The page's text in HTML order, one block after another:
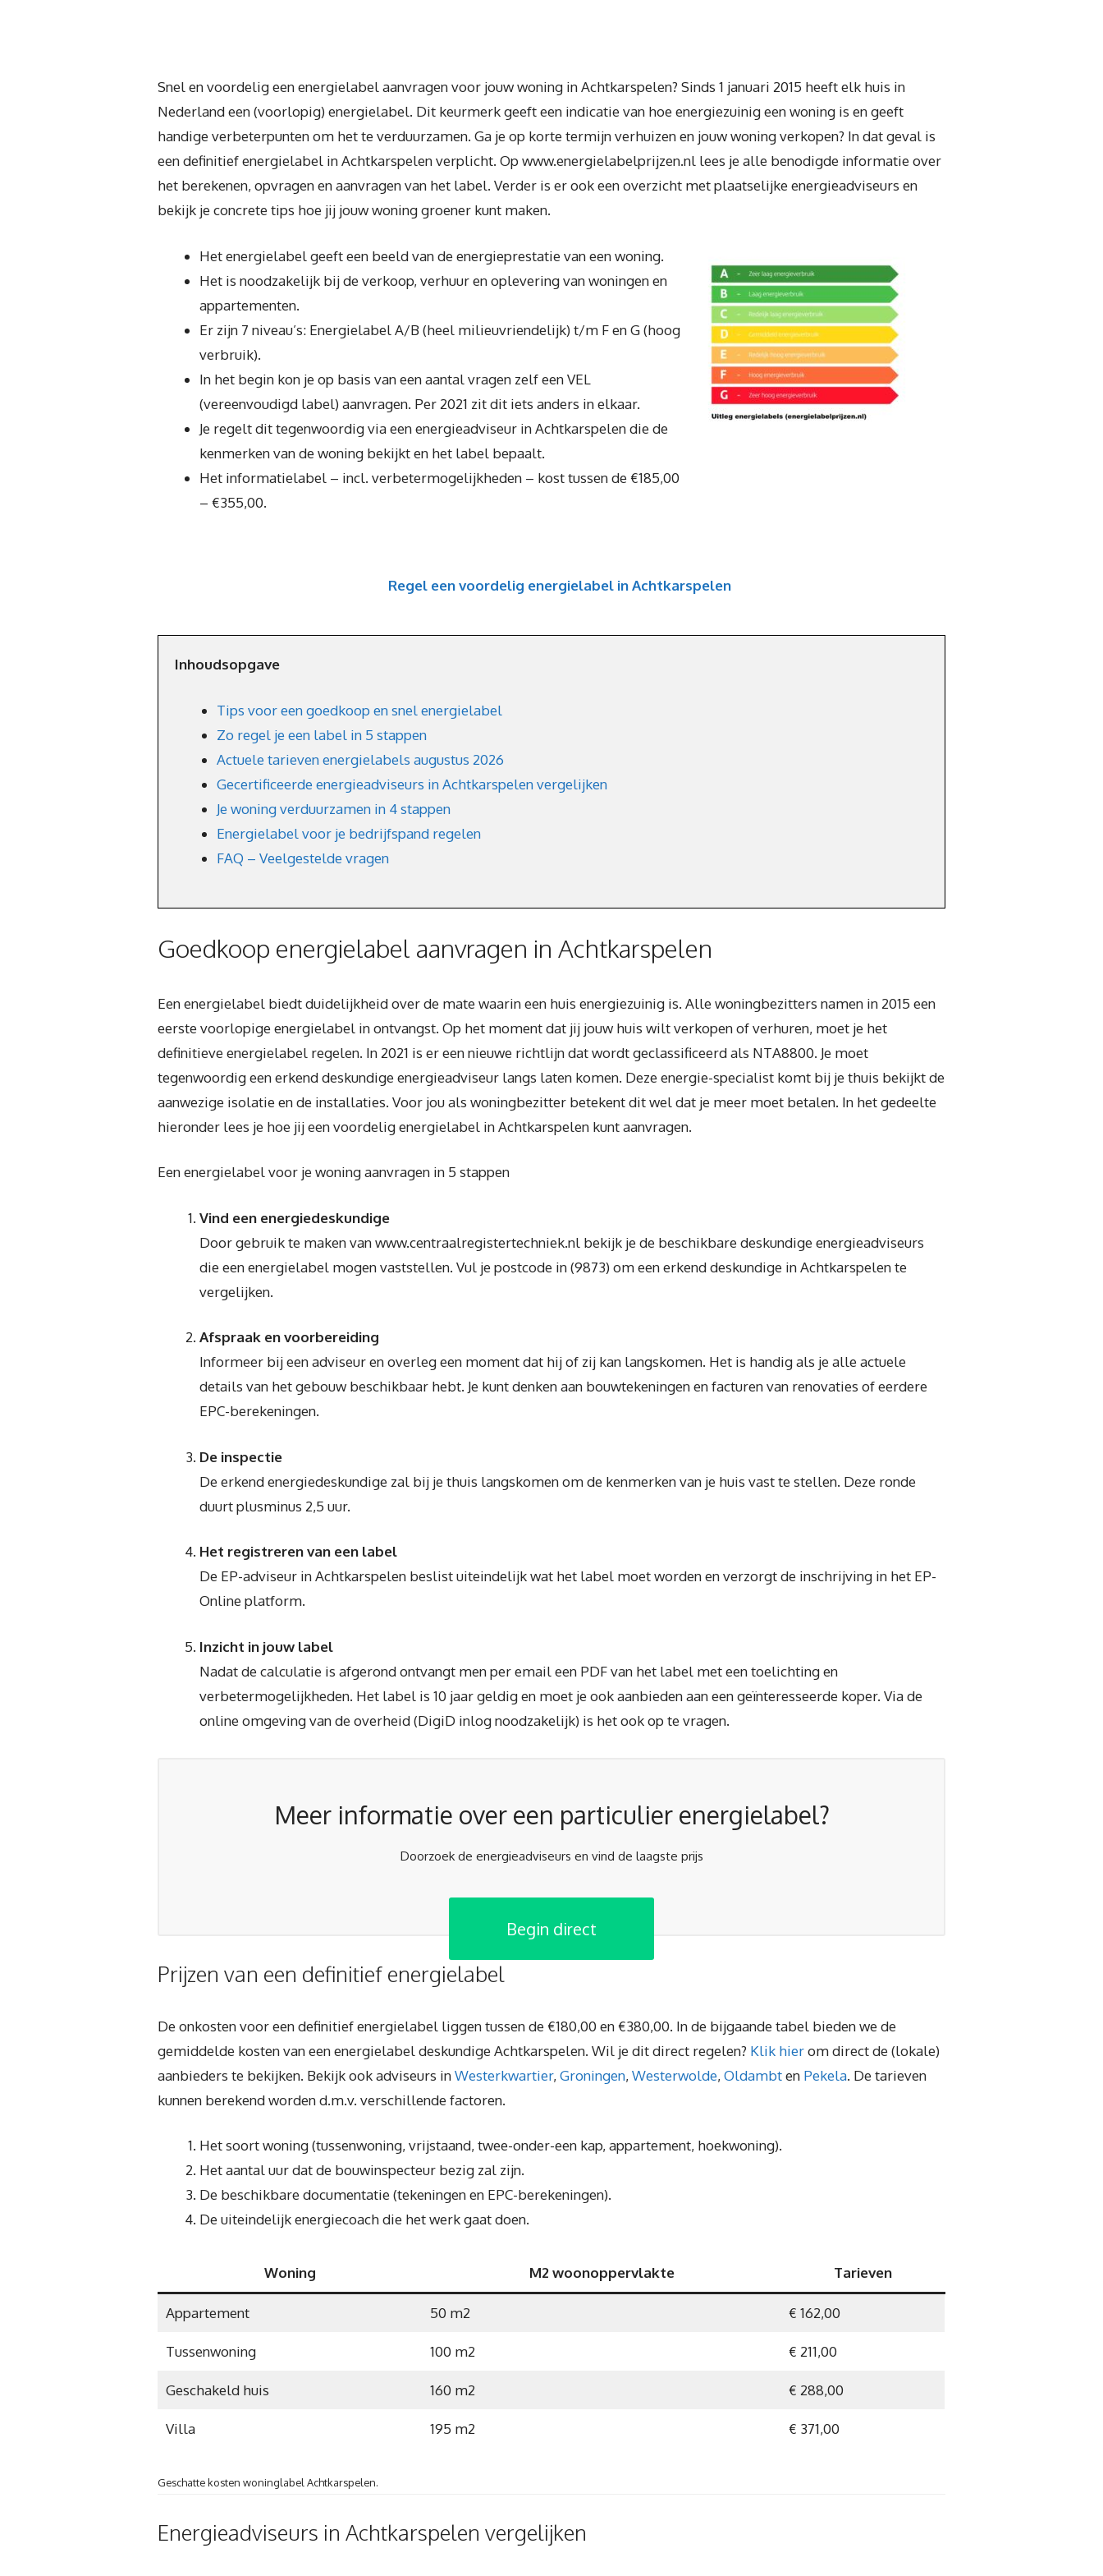
Snel en voordelig een energielabel aanvragen voor jouw woning in Achtkarspelen? Sinds 1 januari 2015 heeft elk huis in
Nederland een (voorlopig) energielabel. Dit keurmerk geeft een indicatie van hoe energiezuinig een woning is en geeft
handige verbeterpunten om het te verduurzamen. Ga je op korte termijn verhuizen en jouw woning verkopen? In dat geval is
een definitief energielabel in Achtkarspelen verplicht. Op www.energielabelprijzen.nl lees je alle benodigde informatie over
het berekenen, opvragen en aanvragen van het label. Verder is er ook een overzicht met plaatselijke energieadviseurs en
bekijk je concrete tips hoe jij jouw woning groener kunt maken.
Het energielabel geeft een beeld van de energieprestatie van een woning.
Het is noodzakelijk bij de verkoop, verhuur en oplevering van woningen en
appartementen.
Er zijn 7 niveau’s: Energielabel A/B (heel milieuvriendelijk) t/m F en G (hoog
verbruik).
In het begin kon je op basis van een aantal vragen zelf een VEL
(vereenvoudigd label) aanvragen. Per 2021 zit dit iets anders in elkaar.
Je regelt dit tegenwoordig via een energieadviseur in Achtkarspelen die de
kenmerken van de woning bekijkt en het label bepaalt.
Het informatielabel – incl. verbetermogelijkheden – kost tussen de €185,00
– €355,00.
Regel een voordelig energielabel in Achtkarspelen
Inhoudsopgave
Tips voor een goedkoop en snel energielabel
Zo regel je een label in 5 stappen
Actuele tarieven energielabels augustus 2026
Gecertificeerde energieadviseurs in Achtkarspelen vergelijken
Je woning verduurzamen in 4 stappen
Energielabel voor je bedrijfspand regelen
FAQ – Veelgestelde vragen
Goedkoop energielabel aanvragen in Achtkarspelen
Een energielabel biedt duidelijkheid over de mate waarin een huis energiezuinig is. Alle woningbezitters namen in 2015 een
eerste voorlopige energielabel in ontvangst. Op het moment dat jij jouw huis wilt verkopen of verhuren, moet je het
definitieve energielabel regelen. In 2021 is er een nieuwe richtlijn dat wordt geclassificeerd als NTA8800. Je moet
tegenwoordig een erkend deskundige energieadviseur langs laten komen. Deze energie-specialist komt bij je thuis bekijkt de
aanwezige isolatie en de installaties. Voor jou als woningbezitter betekent dit wel dat je meer moet betalen. In het gedeelte
hieronder lees je hoe jij een voordelig energielabel in Achtkarspelen kunt aanvragen.
Een energielabel voor je woning aanvragen in 5 stappen
Vind een energiedeskundige
Door gebruik te maken van www.centraalregistertechniek.nl bekijk je de beschikbare deskundige energieadviseurs
die een energielabel mogen vaststellen. Vul je postcode in (9873) om een erkend deskundige in Achtkarspelen te
vergelijken.
Afspraak en voorbereiding
Informeer bij een adviseur en overleg een moment dat hij of zij kan langskomen. Het is handig als je alle actuele
details van het gebouw beschikbaar hebt. Je kunt denken aan bouwtekeningen en facturen van renovaties of eerdere
EPC-berekeningen.
De inspectie
De erkend energiedeskundige zal bij je thuis langskomen om de kenmerken van je huis vast te stellen. Deze ronde
duurt plusminus 2,5 uur.
Het registreren van een label
De EP-adviseur in Achtkarspelen beslist uiteindelijk wat het label moet worden en verzorgt de inschrijving in het EP-
Online platform.
Inzicht in jouw label
Nadat de calculatie is afgerond ontvangt men per email een PDF van het label met een toelichting en
verbetermogelijkheden. Het label is 10 jaar geldig en moet je ook aanbieden aan een geïnteresseerde koper. Via de
online omgeving van de overheid (DigiD inlog noodzakelijk) is het ook op te vragen.
Meer informatie over een particulier energielabel?
Doorzoek de energieadviseurs en vind de laagste prijs
Begin direct
Prijzen van een definitief energielabel
De onkosten voor een definitief energielabel liggen tussen de €180,00 en €380,00. In de bijgaande tabel bieden we de
gemiddelde kosten van een energielabel deskundige Achtkarspelen. Wil je dit direct regelen? Klik hierom direct de (lokale)
aanbieders te bekijken. Bekijk ook adviseurs inWesterkwartier, Groningen, Westerwolde, Oldambten Pekela. De tarieven
kunnen berekend worden d.m.v. verschillende factoren.
Het soort woning (tussenwoning, vrijstaand, twee-onder-een kap, appartement, hoekwoning).
Het aantal uur dat de bouwinspecteur bezig zal zijn.
De beschikbare documentatie (tekeningen en EPC-berekeningen).
De uiteindelijk energiecoach die het werk gaat doen.
Woning M2 woonoppervlakte Tarieven
Appartement 50 m2 € 162,00
Tussenwoning 100 m2 € 211,00
Geschakeld huis 160 m2 € 288,00
Villa 195 m2 € 371,00
Geschatte kosten woninglabel Achtkarspelen.
Energieadviseurs in Achtkarspelen vergelijken